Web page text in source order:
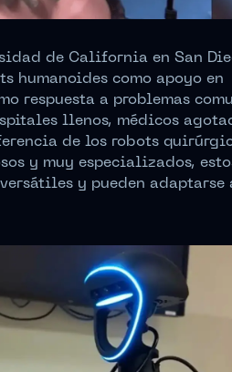
de California en San
humanoides como apoyo en
respuesta a problemas
llenos, médicos
de los robots
y muy especializados,
y pueden adaptarse